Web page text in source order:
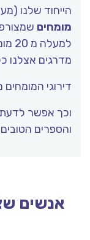
הייחוד שלנו
מומחים
מדרגים אצלנו
דירוגי
וכך אפשר
והספרים
אנשים